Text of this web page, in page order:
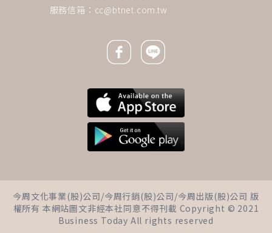
肌膚吹彈可破、40歲卻有20歲好
身材！美女醫師田宜民3秘訣，
教你吃不胖、零皺紋
服務信箱： cc@btnet.com.tw
Facebook icon
Line icon
今周文化事業(股)公司/今周行銷(股)公司/今周出版(股)公司 版
權所有 本網站圖文非經本社同意不得刊載 Copyright © 2021
Business Today All rights reserved